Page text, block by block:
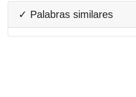
✓ Palabras similares